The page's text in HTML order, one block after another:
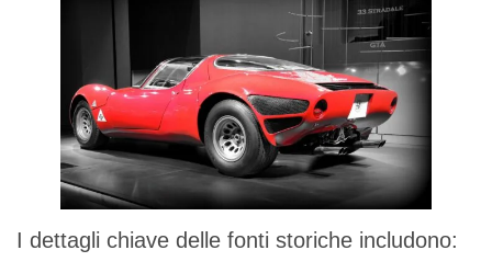
I dettagli chiave delle fonti storiche includono: